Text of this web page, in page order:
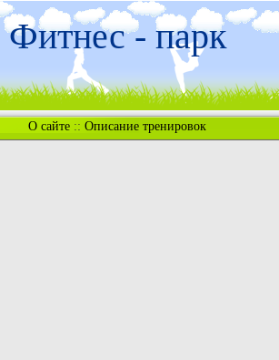
Фитнес - парк
О сайте :: Описание тренировок